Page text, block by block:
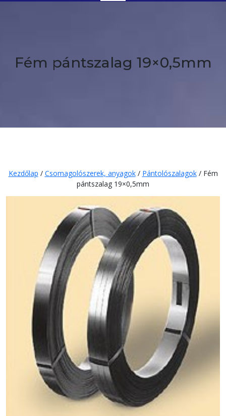
Button
Fém pántszalag 19×0,5mm
Kezdőlap / Csomagolószerek, anyagok/ Pántolószalagok/ Fém
pántszalag 19×0,5mm